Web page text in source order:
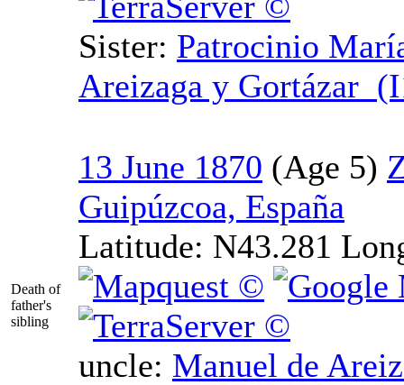
Sister: Patrocinio
Areizaga y Gortázar
Death of
father's
sibling
13 June 1870
Guipúzcoa, España
Latitude: N43.281
uncle: Manuel de